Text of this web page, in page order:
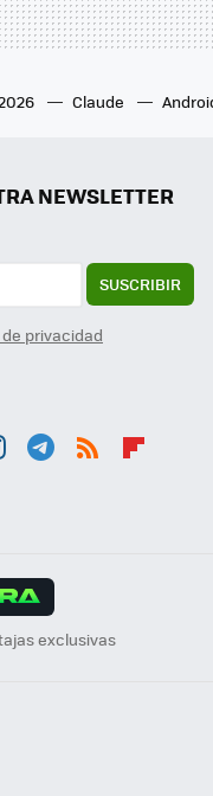
Claude
NEWSLETTER
SUSCRIBIR
privacidad
exclusivas